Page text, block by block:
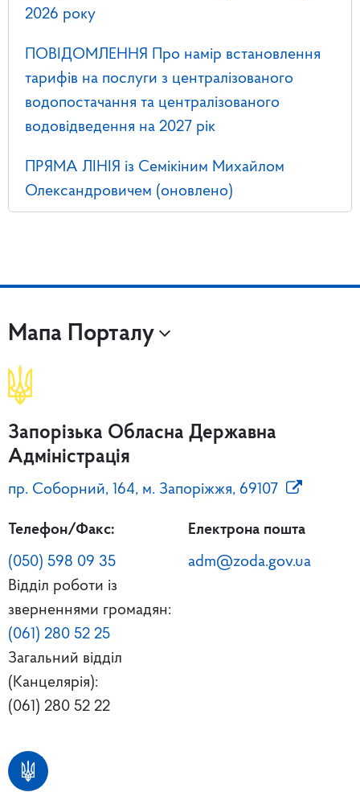
2026 року
ПОВІДОМЛЕННЯ Про намір встановлення
тарифів на послуги з централізованого
водопостачання та централізованого
водовідведення на 2027 рік
ПРЯМА ЛІНІЯ із Семікіним Михайлом
Олександровичем (оновлено)
Мапа Порталу
Запорізька Обласна Державна
Адміністрація
пр. Соборний, 164, м. Запоріжжя, 69107
Телефон/Факс:
(050) 598 09 35
Відділ роботи із
зверненнями громадян:
(061) 280 52 25
Загальний відділ
(Канцелярія):
(061) 280 52 22
Електрона пошта
adm@zoda.gov.ua